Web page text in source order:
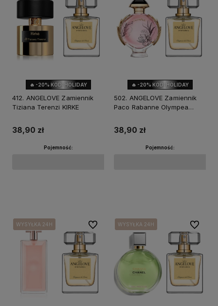
🔥 -20% KOD: HOLIDAY
412. ANGELOVE Zamiennik
Tiziana Terenzi KIRKE
38,90 zł
Pojemność:
🔥 -20% KOD: HOLIDAY
502. ANGELOVE Zamiennik
Paco Rabanne Olympea
38,90 zł
Pojemność:
WYSYŁKA 24H
WYSYŁKA 24H Do ulubionychWYSYŁKA 24H
WYSYŁKA 24H Do